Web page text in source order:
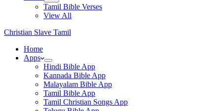
Tamil Bible Verses
View All
Christian Slave Tamil
Home
Apps
Hindi Bible App
Kannada Bible App
Malayalam Bible App
Tamil Bible App
Tamil Christian Songs App